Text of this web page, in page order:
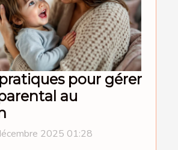
pour gérer
au
2025 01:28